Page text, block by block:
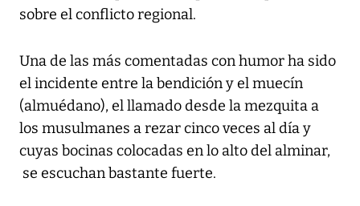
sobre el conflicto regional.
Una de las más comentadas con humor ha sido
el incidente entre la bendición y el muecín
(almuédano), el llamado desde la mezquita a
los musulmanes a rezar cinco veces al día y
cuyas bocinas colocadas en lo alto del alminar,
se escuchan bastante fuerte.